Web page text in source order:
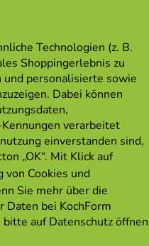
Technologien (z. B.
Shoppingerlebnis zu
personalisierte sowie
Dabei können
verarbeitet
einverstanden sind,
„OK“. Mit Klick auf
Cookies und
Sie mehr über die
Daten bei KochForm
bitte aufDatenschutz öffnen